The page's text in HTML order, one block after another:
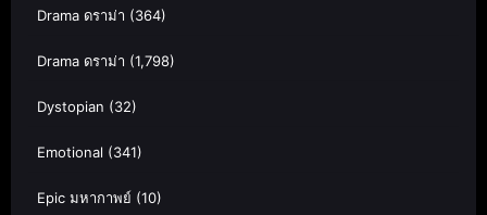
Drama ดราม่า (364)
Drama ดราม่า (1,798)
Dystopian (32)
Emotional (341)
Epic มหากาพย์ (10)